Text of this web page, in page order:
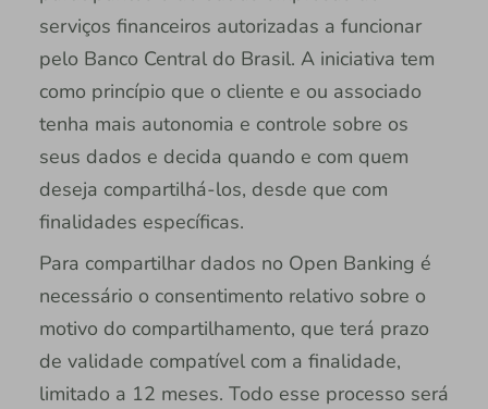
serviços financeiros autorizadas a funcionar
pelo Banco Central do Brasil. A iniciativa tem
como princípio que o cliente e ou associado
tenha mais autonomia e controle sobre os
seus dados e decida quando e com quem
deseja compartilhá-los, desde que com
finalidades específicas.
Para compartilhar dados no Open Banking é
necessário o consentimento relativo sobre o
motivo do compartilhamento, que terá prazo
de validade compatível com a finalidade,
limitado a 12 meses. Todo esse processo será